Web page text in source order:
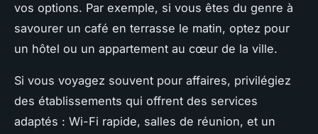
vos options. Par exemple, si vous êtes du genre à
savourer un café en terrasse le matin, optez pour
un hôtel ou un appartement au cœur de la ville.
Si vous voyagez souvent pour affaires, privilégiez
des établissements qui offrent des services
adaptés : Wi-Fi rapide, salles de réunion, et un